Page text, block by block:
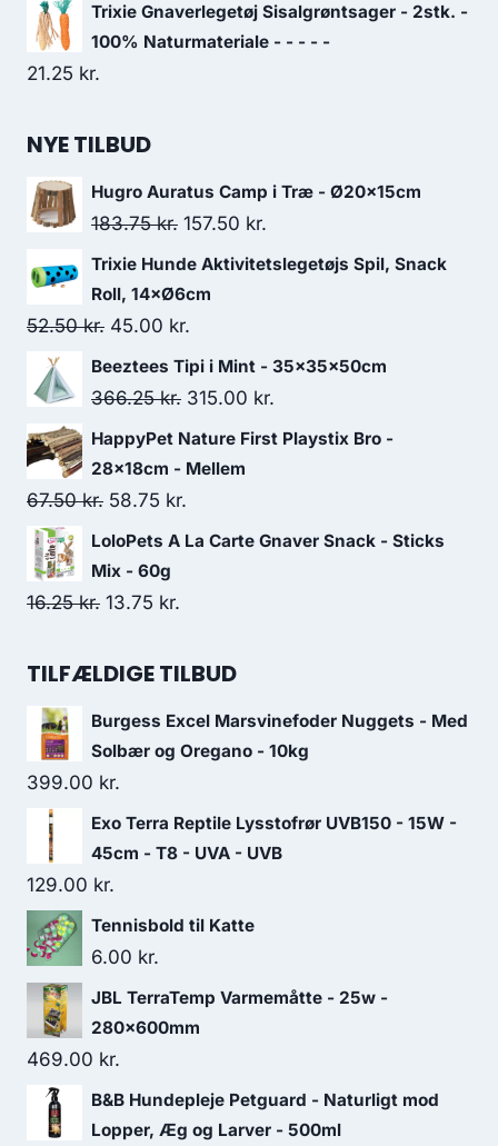
Trixie Gnaverlegetøj Sisalgrøntsager - 2stk. -
100% Naturmateriale - - - - -
21.25 kr.
NYE TILBUD
Hugro Auratus Camp i Træ - Ø20x15cm
183.75kr. Den
oprindelige
pris
var:
183.75 kr..
157.50 kr.
aktuelle
157.50 kr..
Trixie Hunde Aktivitetslegetøjs Spil, Snack
Roll, 14×Ø6cm
52.50kr. Den
oprindelige
pris
52.50 kr..
45.00 kr.
aktuelle
pris
45.00 kr..
Beeztees Tipi i Mint - 35x35x50cm
366.25kr. Den
oprindelige
pris
366.25 kr..
315.00 kr.
aktuelle
315.00 kr..
HappyPet Nature First Playstix Bro -
28x18cm - Mellem
67.50kr. Den
oprindelige
pris
var:
58.75 kr.
aktuelle
LoloPets A La Carte Gnaver Snack - Sticks
Mix - 60g
16.25kr. Den
pris
16.25 kr..
13.75 kr.
pris
13.75 kr..
TILFÆLDIGE TILBUD
Burgess Excel Marsvinefoder Nuggets - Med
Solbær og Oregano - 10kg
399.00 kr.
Exo Terra Reptile Lysstofrør UVB150 - 15W -
45cm - T8 - UVA - UVB
129.00 kr.
Tennisbold til Katte
6.00 kr.
JBL TerraTemp Varmemåtte - 25w -
280x600mm
469.00 kr.
B&B Hundepleje Petguard - Naturligt mod
Lopper, Æg og Larver - 500ml